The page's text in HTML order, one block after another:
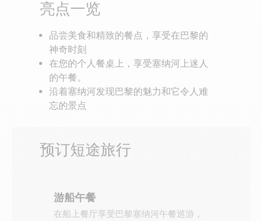
亮点一览
品尝美食和精致的餐点，享受在巴黎的
神奇时刻
在您的个人餐桌上，享受塞纳河上迷人
的午餐。
沿着塞纳河发现巴黎的魅力和它令人难
忘的景点
预订短途旅行
游船午餐
在船上餐厅享受巴黎塞纳河午餐巡游，